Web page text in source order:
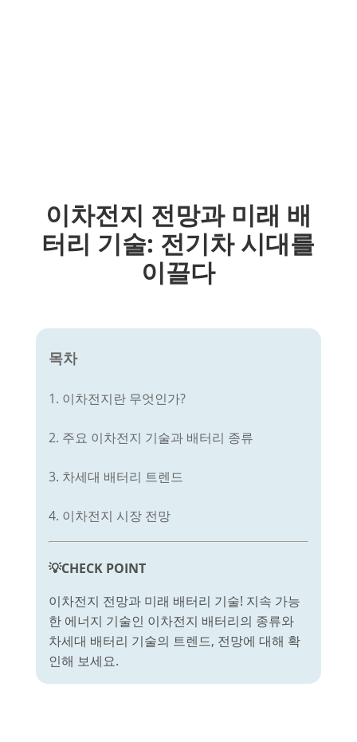
이차전지 전망과 미래 배
터리 기술: 전기차 시대를
이끌다
목차
1. 이차전지란 무엇인가?
2. 주요 이차전지 기술과 배터리 종류
3. 차세대 배터리 트렌드
4. 이차전지 시장 전망
💡CHECK POINT
이차전지 전망과 미래 배터리 기술! 지속 가능
한 에너지 기술인 이차전지 배터리의 종류와
차세대 배터리 기술의 트렌드, 전망에 대해 확
인해 보세요.